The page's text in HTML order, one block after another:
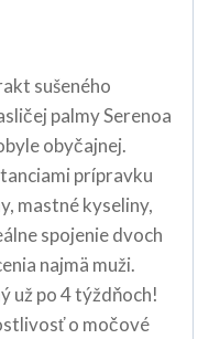
sušeného
palmy Serenoa
obyčajnej.
prípravku
mastné kyseliny,
spojenie dvoch
najmä muži.
už po 4 týždňoch!
o močové